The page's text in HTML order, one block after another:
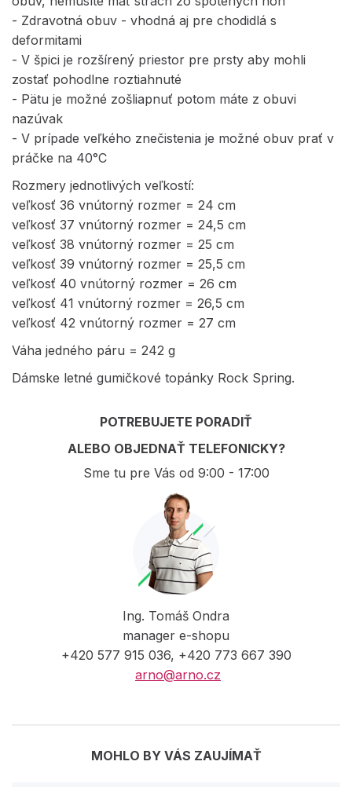
- Zdravotná obuv - vhodná aj pre chodidlá s
deformitami
- V špici je rozšírený priestor pre prsty aby mohli
zostať pohodlne roztiahnuté
- Pätu je možné zošliapnuť potom máte z obuvi
nazúvak
- V prípade veľkého znečistenia je možné obuv prať v
práčke na 40°C
Rozmery jednotlivých veľkostí:
veľkosť 36 vnútorný rozmer = 24 cm
veľkosť 37 vnútorný rozmer = 24,5 cm
veľkosť 38 vnútorný rozmer = 25 cm
veľkosť 39 vnútorný rozmer = 25,5 cm
veľkosť 40 vnútorný rozmer = 26 cm
veľkosť 41 vnútorný rozmer = 26,5 cm
veľkosť 42 vnútorný rozmer = 27 cm
Váha jedného páru = 242 g
Dámske letné gumičkové topánky Rock Spring.
POTREBUJETE PORADIŤ
ALEBO OBJEDNAŤ TELEFONICKY?
Sme tu pre Vás od 9:00 - 17:00
Ing. Tomáš Ondra
manager e-shopu
+420 577 915 036, +420 773 667 390
arno@arno.cz
MOHLO BY VÁS ZAUJÍMAŤ